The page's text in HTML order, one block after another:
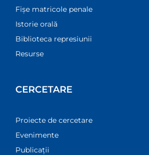
Fișe matricole penale
Istorie orală
Biblioteca represiunii
Resurse
CERCETARE
Proiecte de cercetare
Evenimente
Publicații